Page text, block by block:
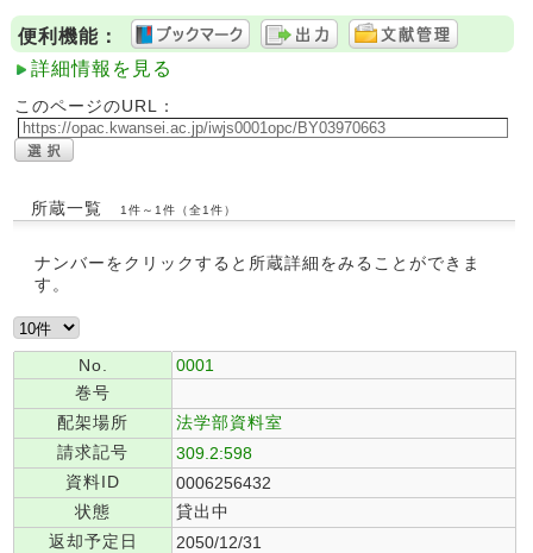
便利機能：
詳細情報を見る
このページのURL：
所蔵一覧 1件～1件（全1件）
ナンバーをクリックすると所蔵詳細をみることができま
す。
No.
0001
巻号
配架場所
法学部資料室
請求記号
309.2:598
資料ID
0006256432
状態
貸出中
返却予定日
2050/12/31